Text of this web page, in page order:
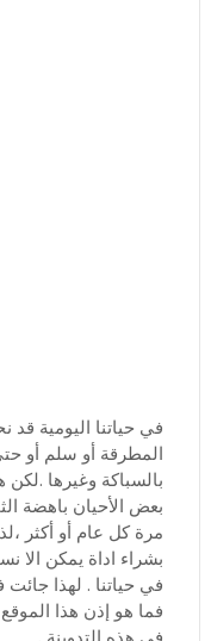
في حياتنا اليومية
المطرقة أو سلم أو
بالسباكة وغيرها
بعض الأحيان باهضة
مرة كل عام أو أكثر
في حياتنا . لهذا
فما هو إذن هذا
في هذه التدوينة .